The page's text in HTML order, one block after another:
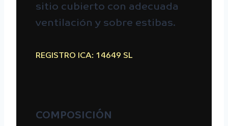
sitio cubierto con adecuada
ventilación y sobre estibas.
REGISTRO ICA: 14649 SL
COMPOSICIÓN